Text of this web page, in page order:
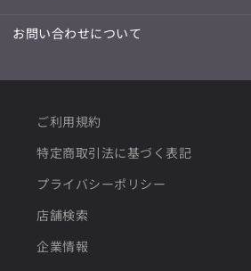
お問い合わせについて
ご利用規約
特定商取引法に基づく表記
プライバシーポリシー
店舗検索
企業情報